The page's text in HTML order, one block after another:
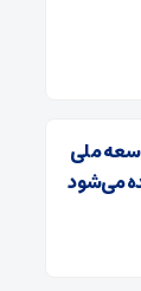
ملی
می‌شود